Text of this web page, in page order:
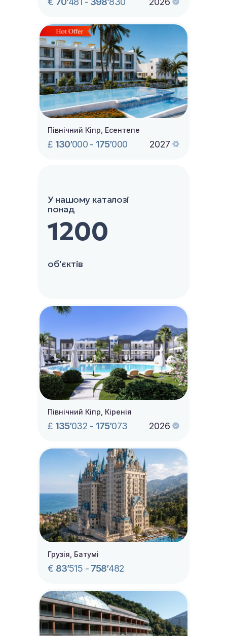
У нашому каталозі
понад
1200
об'єктів
Північний Кіпр, Есентепе
£ 130’000 - 175’000 2027
Північний Кіпр, Кіренія
£ 135’032 - 175’073 2026
Грузія, Батумі
€ 83’515 - 758’482